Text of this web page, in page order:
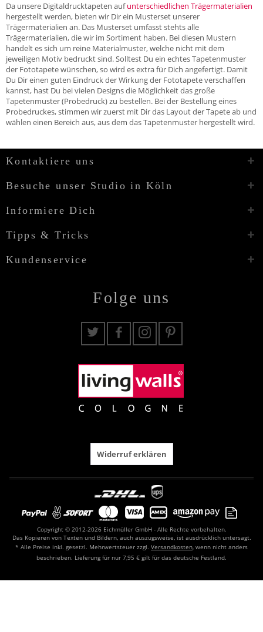
Da unsere Digitaldrucktapeten aufunterschiedlichen Trägermaterialien
hergestellt werden, bieten wir Dir ein Musterset unserer
Trägermaterialien an. Das Musterset umfasst stehts alle
Trägermaterialien, die wir im Sortiment haben. Bei diesen Mustern
handelt es sich um reine Materialmuster, welche nicht mit dem
jeweiligen Motiv bedruckt sind. Solltest Du ein echtes Tapetenmuster
der Fototapete wünschen, so wird es extra für Dich angefertigt. Damit
Du Dir einen guten Eindruck der Wirkung der Fototapete verschaffen
kannst, hast Du bei vielen Designs die Möglichkeit das große
Tapetenmuster (Probedruck) zu bestellen. Bei der Bestellung eines
Probedruckes, stimmen wir zuerst mit Dir das Layout der Tapete ab und
wählen einen Bereich aus, aus dem das Tapetenmuster hergestellt wird.
Kontaktiere uns
Besuche unser Studio in Köln
Informiere Dich
Tipps & Tricks
Kundenservice
Folge uns
Widerruf erklären
Copyright © 2012-2026 Eichmüller GmbH - Alle Rechte vorbehalten.
Das Kopieren von Texten und Bildern, auch auszugsweise, ist ausdrücklich untersagt.
* Alle Preise inkl. gesetzl. Mehrwertsteuer zzgl. Versandkosten, wenn nicht anders
beschrieben. Lieferung für nur 7,95 € gilt für das deutsche Festland.